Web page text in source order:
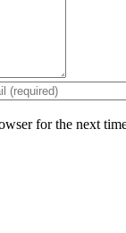
for the next